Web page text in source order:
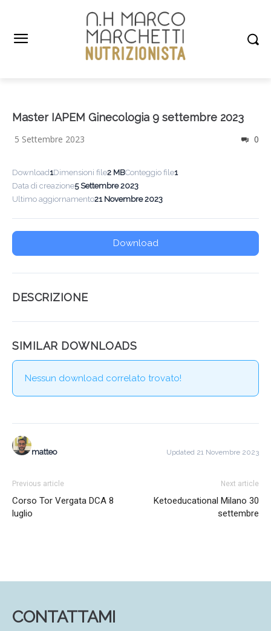
Master IAPEM Ginecologia 9 settembre 2023
5 Settembre 2023 0
Download1Dimensioni file2 MBConteggio file1
Data di creazione5 Settembre 2023
Ultimo aggiornamento21 Novembre 2023
Download
DESCRIZIONE
SIMILAR DOWNLOADS
Nessun download correlato trovato!
matteo Updated 21 Novembre 2023
Previous article
Corso Tor Vergata DCA 8
luglio
Next article
Ketoeducational Milano 30
settembre
CONTATTAMI